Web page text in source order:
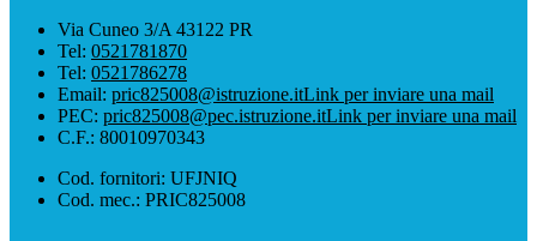
Via Cuneo 3/A 43122 PR
Tel: 0521781870
Tel: 0521786278
Email: pric825008@istruzione.itLink per inviare una mail
PEC: pric825008@pec.istruzione.itLink per inviare una mail
C.F.: 80010970343
Cod. fornitori: UFJNIQ
Cod. mec.: PRIC825008